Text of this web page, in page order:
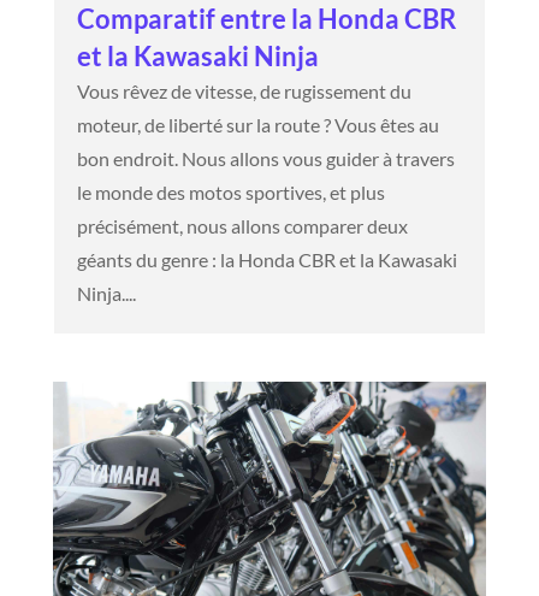
Comparatif entre la Honda CBR
et la Kawasaki Ninja
Vous rêvez de vitesse, de rugissement du
moteur, de liberté sur la route ? Vous êtes au
bon endroit. Nous allons vous guider à travers
le monde des motos sportives, et plus
précisément, nous allons comparer deux
géants du genre : la Honda CBR et la Kawasaki
Ninja....